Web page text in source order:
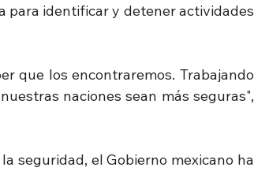
para identificar y detener actividades
que los encontraremos. Trabajando
naciones sean más seguras",
seguridad, el Gobierno mexicano ha